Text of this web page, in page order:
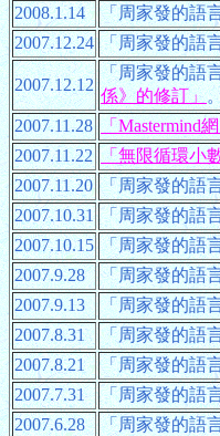
2008.1.14
「周家發的語
2007.12.24 「周家發的語
2007.12.12
「周家發的語
係》的修訂」
2007.11.28 「Mastermind
2007.11.22 「無限循環小
2007.11.20 「周家發的語
2007.10.31 「周家發的語
2007.10.15 「周家發的語
2007.9.28
「周家發的語
2007.9.13
「周家發的語
2007.8.31
「周家發的語
2007.8.21
「周家發的語
2007.7.31
「周家發的語
2007.6.28
「周家發的語